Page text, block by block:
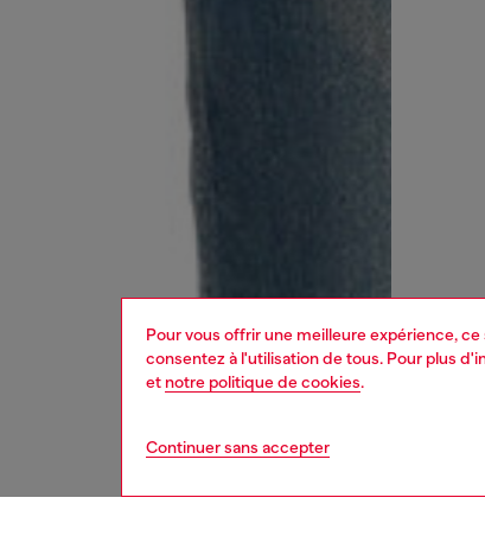
Pour vous offrir une meilleure expérience,
consentez à l'utilisation de tous. Pour plus
et notre politique de cookies.
Continuer sans accepter